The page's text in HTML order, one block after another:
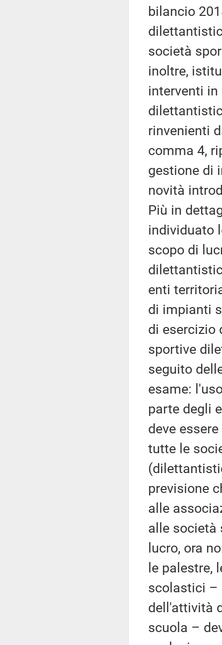
bilancio
società
inoltre,
interventi
rinvenienti
comma 4,
gestione di
novità
Più in
individuato
scopo di
enti
di impianti
di esercizio
sportive
seguito
esame:
parte degli
deve
tutte le
previsione
alle
alle società
lucro, ora
le palestre,
scolastici –
dell'attività
scuola –